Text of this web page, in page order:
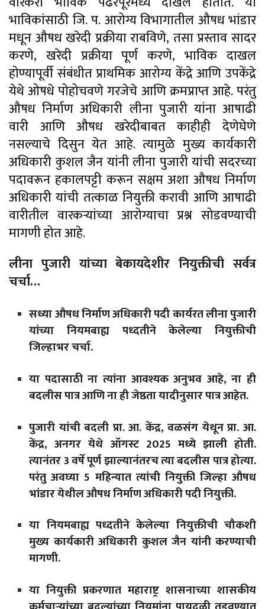
भाविकांसाठी जि. प. आरोग्य विभागातील औषध भांडार
मधून औषध खरेदी प्रक्रीया राबविणे, तसा प्रस्ताव सादर
करणे, खरेदी प्रक्रीया पूर्ण करणे, भाविक दाखल
होण्यापूर्वी संबंधीत प्राथमिक आरोग्य केंद्रे आणि उपकेंद्रे
येथे ओषधे पोहोचवणे गरजेचे आणि क्रमप्राप्त आहे. परंतु
औषध निर्माण अधिकारी लीना पुजारी यांना आषाढी
वारी आणि औषध खरेदीबाबत काहीही देणेघेणे
नसल्याचे दिसुन येत आहे. त्यामुळे मुख्य कार्यकारी
अधिकारी कुशल जैन यांनी लीना पुजारी यांची सदरच्या
पदावरून हकालपट्टी करून सक्षम अशा औषध निर्माण
अधिकारी यांची तत्काळ नियुक्ती करावी आणि आषाढी
वारीतील वारकऱ्यांच्या आरोग्याचा प्रश्न सोडवण्याची
मागणी होत आहे.
लीना पुजारी यांच्या बेकायदेशीर नियुक्तीची सर्वत्र
चर्चा…
सध्या औषध निर्माण अधिकारी पदी कार्यरत लीना पुजारी
यांच्या नियमबाह्य पध्दतीने केलेल्या नियुक्तीची
जिल्हाभर चर्चा.
या पदासाठी ना त्यांना आवश्यक अनुभव आहे, ना ही
बदलीस पात्र आणि ना ही जेष्ठता यादीनुसार पात्र आहेत.
पुजारी यांची बदली प्रा. आ. केंद्र, वळसंग येथून प्रा. आ.
केंद्र, अनगर येथे ऑगस्ट 2025 मध्ये झाली होती.
त्यानंतर 3 वर्षे पूर्ण झाल्यानंतरच त्या बदलीस पात्र होत्या.
परंतु अवघ्या 5 महिन्यात त्यांची नियुक्ती जिल्हा औषध
भांडार येथील औषध निर्माण अधिकारी पदी नियुक्ती.
या नियमबाह्य पध्दतीने केलेल्या नियुक्तीची चौकशी
मुख्य कार्यकारी अधिकारी कुशल जैन यांनी करण्याची
मागणी.
या नियुक्ती प्रकरणात महाराष्ट्र शासनाच्या शासकीय